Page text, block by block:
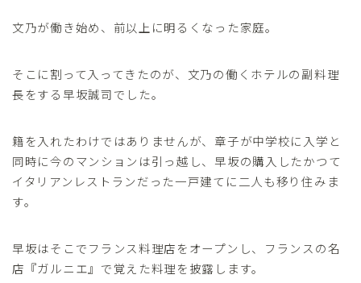
文乃が働き始め、前以上に明るくなった家庭。
そこに割って入ってきたのが、文乃の働くホテルの副料理
長をする早坂誠司でした。
籍を入れたわけではありませんが、章子が中学校に入学と
同時に今のマンションは引っ越し、早坂の購入したかつて
イタリアンレストランだった一戸建てに二人も移り住みま
す。
早坂はそこでフランス料理店をオープンし、フランスの名
店『ガルニエ』で覚えた料理を披露します。